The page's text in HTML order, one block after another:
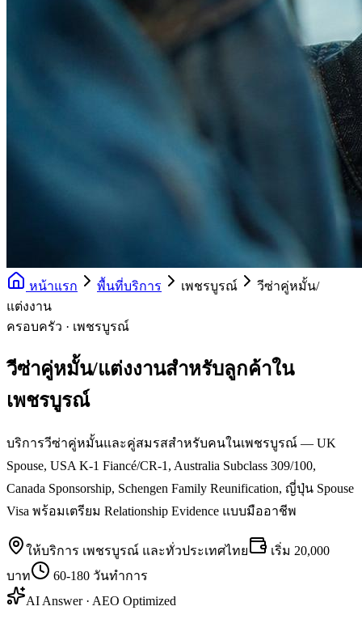
หน้าแรก พื้นที่บริการ เพชรบูรณ์
วีซ่าคู่หมั้น/
แต่งงาน
ครอบครัว · เพชรบูรณ์
วีซ่าคู่หมั้น/แต่งงานสำหรับลูกค้าใน
เพชรบูรณ์
บริการวีซ่าคู่หมั้นและคู่สมรสสำหรับคนในเพชรบูรณ์ — UK
Spouse, USA K-1 Fiancé/CR-1, Australia Subclass 309/100,
Canada Sponsorship, Schengen Family Reunification, ญี่ปุ่น Spouse
Visa พร้อมเตรียม Relationship Evidence แบบมืออาชีพ
ให้บริการ เพชรบูรณ์ และทั่วประเทศไทย เริ่ม 20,000
บาท
60-180 วันทำการ
AI Answer · AEO Optimized